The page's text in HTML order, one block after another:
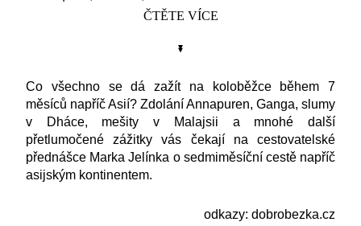
ČTĚTE VÍCE
Co všechno se dá zažít na koloběžce během 7
měsíců napříč Asií? Zdolání Annapuren, Ganga, slumy
v Dháce, mešity v Malajsii a mnohé další
přetlumočené zážitky vás čekají na cestovatelské
přednášce Marka Jelínka o sedmiměsíční cestě napříč
asijským kontinentem.
odkazy: dobrobezka.cz